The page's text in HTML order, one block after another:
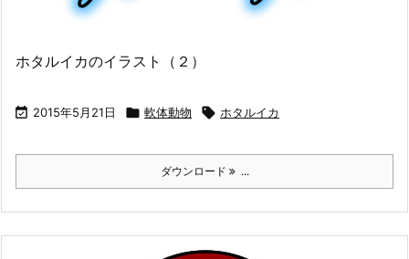
ホタルイカのイラスト（２）
 2015年5月21日  軟体動物  ホタルイカ
ダウンロード ...